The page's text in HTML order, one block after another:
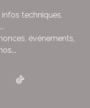
techniques,
événements,